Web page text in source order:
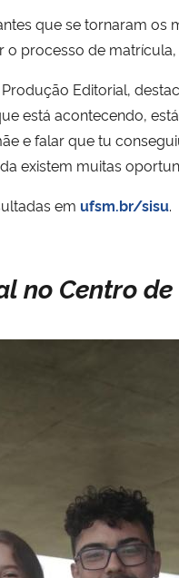
que se tornaram
processo de
Editorial,
está acontecendo,
e falar que tu
existem muitas
em ufsm.br/sisu.
no Centro